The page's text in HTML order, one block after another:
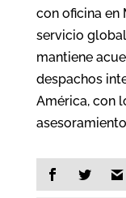
con oficina en
servicio
mantiene
despachos
América, con